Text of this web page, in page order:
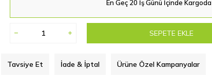
En Geç 20 İş Günü İçinde Kargoda
SEPETE EKLE
Tavsiye Et İade & İptal Ürüne Özel Kampanyalar